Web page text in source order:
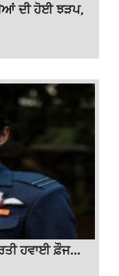
ਦੀ ਹੋਈ ਝੜਪ,
ਹਵਾਈ ਫ਼ੌਜ...